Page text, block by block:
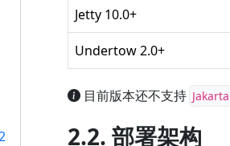
Jetty 10.0+
Undertow 2.0+
目前版本还不支持
2.2. 部署架构